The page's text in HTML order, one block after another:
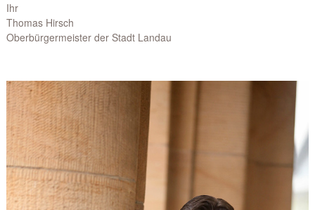
Ihr
Thomas Hirsch
Oberbürgermeister der Stadt Landau